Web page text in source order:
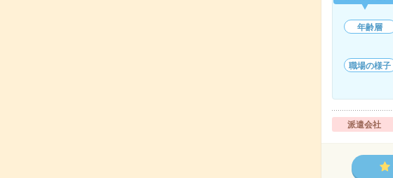
年齢層
職場の様子
派遣会社